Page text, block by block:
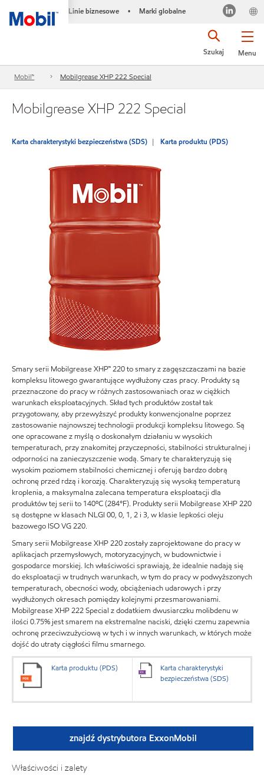
Linie biznesowe • Marki globalne
Menu
Szukaj
Mobil™ Mobilgrease XHP 222 Special
Mobilgrease XHP 222 Special
Karta charakterystyki bezpieczeństwa (SDS) Karta produktu (PDS)
Smary serii Mobilgrease XHP™ 220 to smary z zagęszczaczami na bazie
kompleksu litowego gwarantujące wydłużony czas pracy. Produkty są
przeznaczone do pracy w różnych zastosowaniach oraz w ciężkich
warunkach eksploatacyjnych. Skład tych produktów został tak
przygotowany, aby przewyższyć produkty konwencjonalne poprzez
zastosowanie najnowszej technologii produkcji kompleksu litowego. Są
one opracowane z myślą o doskonałym działaniu w wysokich
temperaturach, przy znakomitej przyczepności, stabilności strukturalnej i
odporności na zanieczyszczenie wodą. Smary te charakteryzują się
wysokim poziomem stabilności chemicznej i oferują bardzo dobrą
ochronę przed rdzą i korozją. Charakteryzują się wysoką temperaturą
kroplenia, a maksymalna zalecana temperatura eksploatacji dla
produktów tej serii to 140ºC (284°F). Produkty serii Mobilgrease XHP 220
są dostępne w klasach NLGI 00, 0, 1, 2 i 3, w klasie lepkości oleju
bazowego ISO VG 220.
Smary serii Mobilgrease XHP 220 zostały zaprojektowane do pracy w
aplikacjach przemysłowych, motoryzacyjnych, w budownictwie i
gospodarce morskiej. Ich właściwości sprawiają, że idealnie nadają się
do eksploatacji w trudnych warunkach, w tym do pracy w podwyższonych
temperaturach, obecności wody, obciążeniach udarowych i przy
wydłużonych okresach pomiędzy kolejnymi przesmarowaniami.
Mobilgrease XHP 222 Special z dodatkiem dwusiarczku molibdenu w
ilości 0.75% jest smarem na ekstremalne naciski, dzięki czemu zapewnia
ochronę przeciwzużyciową w tych i w innych warunkach, w których może
dojść do utraty ciągłości filmu smarnego.
Karta produktu (PDS)
Karta charakterystyki
bezpieczeństwa (SDS)
znajdź dystrybutora ExxonMobil
Właściwości i zalety